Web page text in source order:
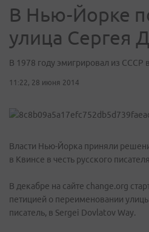
В Нью-Йорке
улица Сергея
В 1978 году эмигрировал из
11:22, 28 июня 2014
Власти Нью-Йорка приняли
в Квинсе в честь русского
В декабре на сайте change.org
петицией о переименовании
писатель, в Sergei Dovlatov Way.